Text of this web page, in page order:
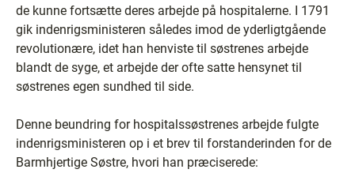
de kunne fortsætte deres arbejde på hospitalerne. I 1791
gik indenrigsministeren således imod de yderligtgående
revolutionære, idet han henviste til søstrenes arbejde
blandt de syge, et arbejde der ofte satte hensynet til
søstrenes egen sundhed til side.
Denne beundring for hospitalssøstrenes arbejde fulgte
indenrigsministeren op i et brev til forstanderinden for de
Barmhjertige Søstre, hvori han præciserede: